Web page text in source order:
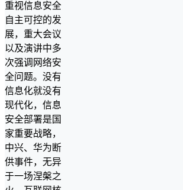
重视信息安全
自主可控的发
展，重大会议
以及演讲中多
次强调网络安
全问题。没有
信息化就没有
现代化，信息
安全部署是国
家重要战略，
中兴、华为断
供事件，无异
于一场涅槃之